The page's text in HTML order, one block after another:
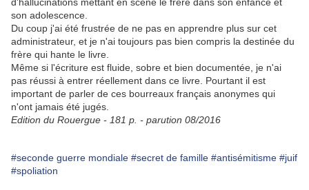
son adolescence.
Du coup j'ai été frustrée de ne pas en apprendre plus sur cet
administrateur, et je n'ai toujours pas bien compris la destinée du
frère qui hante le livre.
Même si l'écriture est fluide, sobre et bien documentée, je n'ai
pas réussi à entrer réellement dans ce livre. Pourtant il est
important de parler de ces bourreaux français anonymes qui
n'ont jamais été jugés.
Edition du Rouergue - 181 p. - parution 08/2016
#seconde guerre mondiale #secret de famille #antisémitisme #juif
#spoliation